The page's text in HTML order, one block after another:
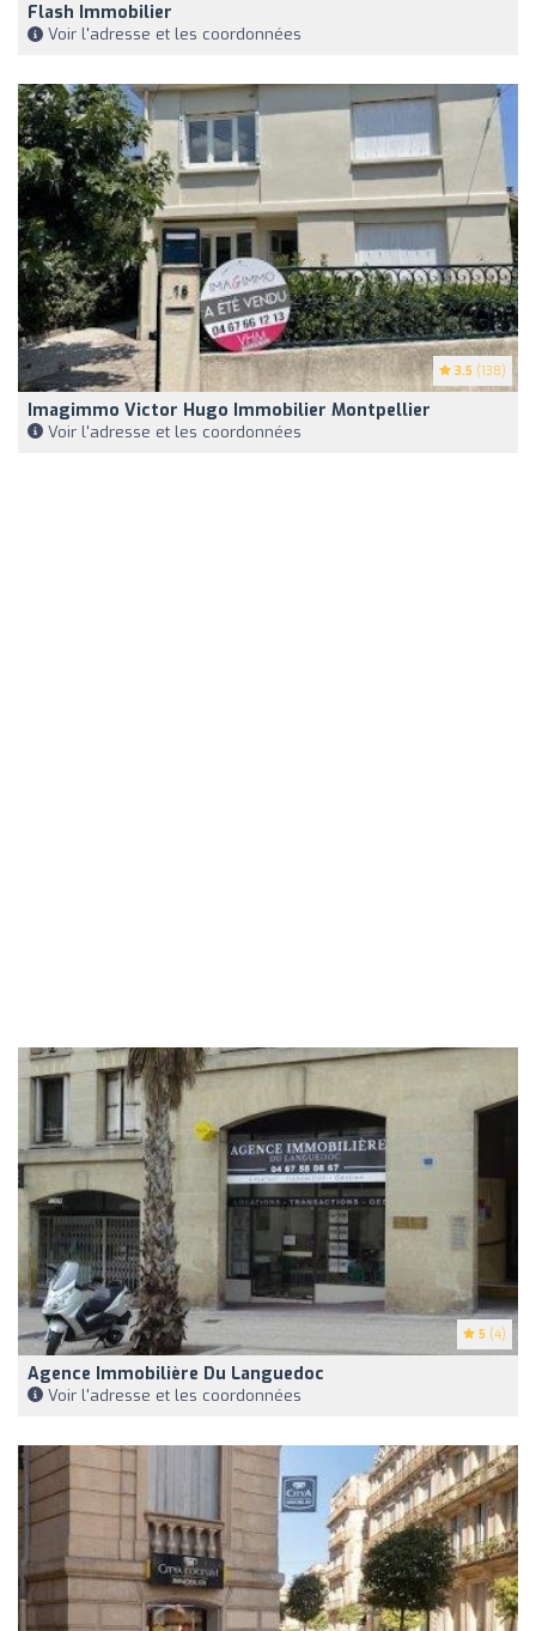
Flash Immobilier
Voir l'adresse et les coordonnées
3.5 (138)
Imagimmo Victor Hugo Immobilier Montpellier
Voir l'adresse et les coordonnées
5 (4)
Agence Immobilière Du Languedoc
Voir l'adresse et les coordonnées